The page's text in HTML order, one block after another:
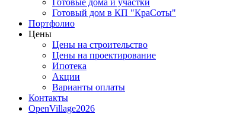
Готовые дома и участки
Готовый дом в КП "КраСоты"
Портфолио
Цены
Цены на строительство
Цены на проектирование
Ипотека
Акции
Варианты оплаты
Контакты
OpenVillage2026